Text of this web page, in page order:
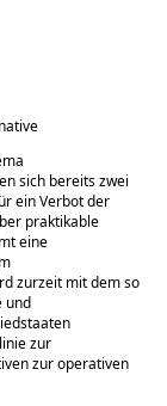
sich bereits zwei
ein Verbot der
praktikable
eine
zurzeit mit dem so
und
zur
zur operativen